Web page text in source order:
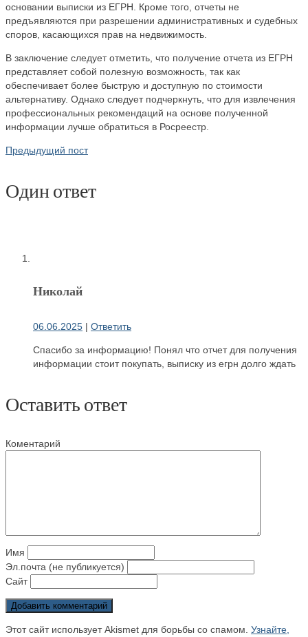
основании выписки из ЕГРН. Кроме того, отчеты не
предъявляются при разрешении административных и судебных
споров, касающихся прав на недвижимость.
В заключение следует отметить, что получение отчета из ЕГРН
представляет собой полезную возможность, так как
обеспечивает более быструю и доступную по стоимости
альтернативу. Однако следует подчеркнуть, что для извлечения
профессиональных рекомендаций на основе полученной
информации лучше обратиться в Росреестр.
Предыдущий пост
Один ответ
Николай
06.06.2025 | Ответить
Спасибо за информацию! Понял что отчет для получения
информации стоит покупать, выписку из егрн долго ждать
Оставить ответ
Коментарий
Имя
Эл.почта (не публикуется)
Сайт
Этот сайт использует Akismet для борьбы со спамом. Узнайте,